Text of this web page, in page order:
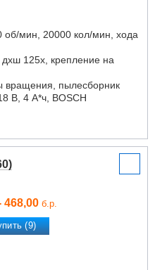
об/мин, 20000 кол/мин, хода
дxш 125x, крепление на
вращения, пылесборник
В, 4 А*ч, BOSCH
468,00 б.р.
(9)